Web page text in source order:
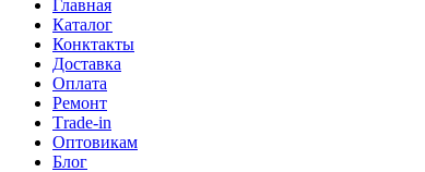
Главная
Каталог
Конктакты
Доставка
Оплата
Ремонт
Тrade-in
Оптовикам
Блог